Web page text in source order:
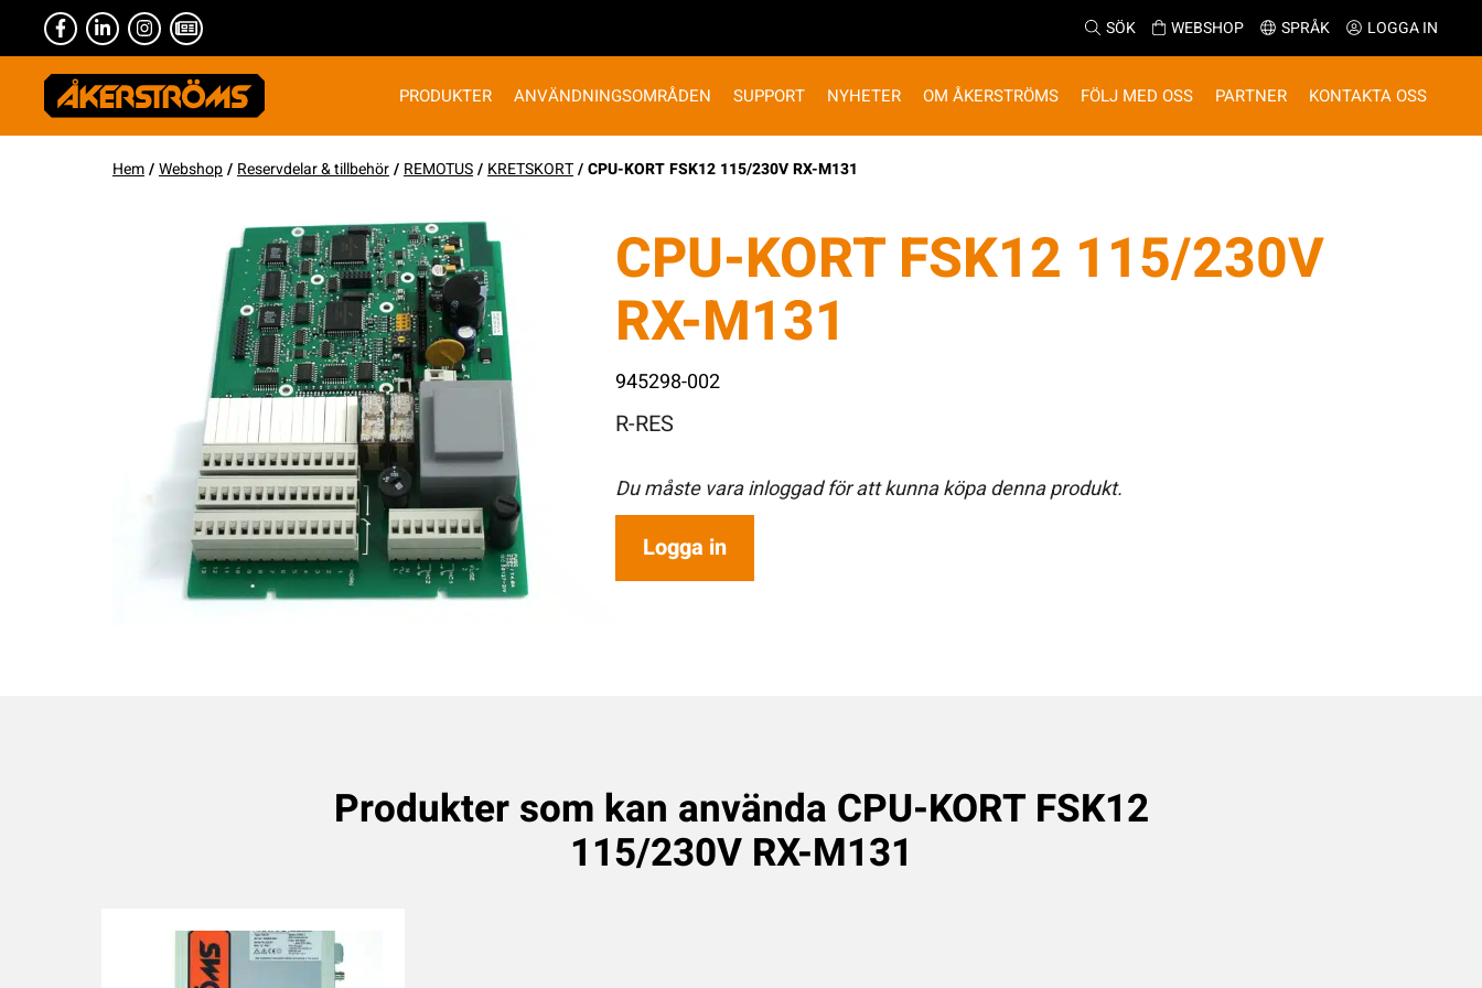
SÖK WEBSHOP SPRÅK LOGGA IN
PRODUKTER ANVÄNDNINGSOMRÅDEN SUPPORT NYHETER OM ÅKERSTRÖMS FÖLJ MED OSS PARTNER KONTAKTA OSS
Hem/Webshop/ Reservdelar & tillbehör/ REMOTUS/ KRETSKORT/ CPU-KORT FSK12 115/230V RX-M131
CPU-KORT FSK12 115/230V
RX-M131
945298-002
R-RES
Du måste vara inloggad för att kunna köpa denna produkt.
Logga in
Produkter som kan använda CPU-KORT FSK12
115/230V RX-M131